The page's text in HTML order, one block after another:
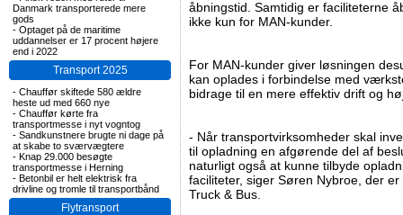
Danmark transporterede mere
gods
- Optaget på de maritime
uddannelser er 17 procent højere
end i 2022
Transport 2025
- Chauffør skiftede 580 ældre
heste ud med 660 nye
- Chauffør kørte fra
transportmesse i nyt vogntog
- Sandkunstnere brugte ni dage på
at skabe to sværvægtere
- Knap 29.000 besøgte
transportmesse i Herning
- Betonbil er helt elektrisk fra
drivline og tromle til transportbånd
Flytransport
åbningstid. Samtidig er faciliteterne
ikke kun for MAN-kunder.
For MAN-kunder giver løsningen
kan oplades i forbindelse med
bidrage til en mere effektiv drift og
- Når transportvirksomheder skal
til opladning en afgørende del af
naturligt også at kunne tilbyde
faciliteter, siger Søren Nybroe, der
Truck & Bus.